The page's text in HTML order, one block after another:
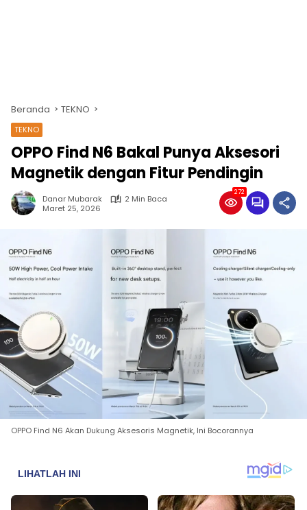
Beranda TEKNO
TEKNO
OPPO Find N6 Bakal Punya Aksesori
Magnetik dengan Fitur Pendingin
Danar Mubarak
2 Min Baca
Maret 25, 2026
272
OPPO Find N6 Akan Dukung Aksesoris Magnetik, Ini Bocorannya